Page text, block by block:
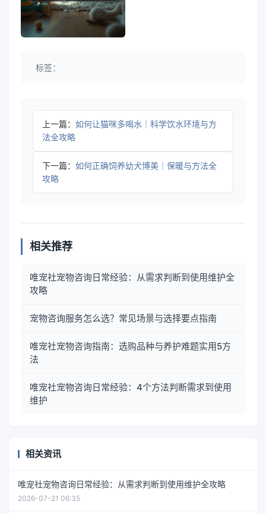
标签：
上一篇： 如何让猫咪多喝水｜科学饮水环境与方
法全攻略
下一篇： 如何正确饲养幼犬博美｜保暖与方法全
攻略
相关推荐
唯宠社宠物咨询日常经验：从需求判断到使用维护全
攻略
宠物咨询服务怎么选？常见场景与选择要点指南
唯宠社宠物咨询指南：选购品种与养护难题实用5方
法
唯宠社宠物咨询日常经验：4个方法判断需求到使用
维护
相关资讯
唯宠社宠物咨询日常经验：从需求判断到使用维护全攻略
2026-07-21 06:35